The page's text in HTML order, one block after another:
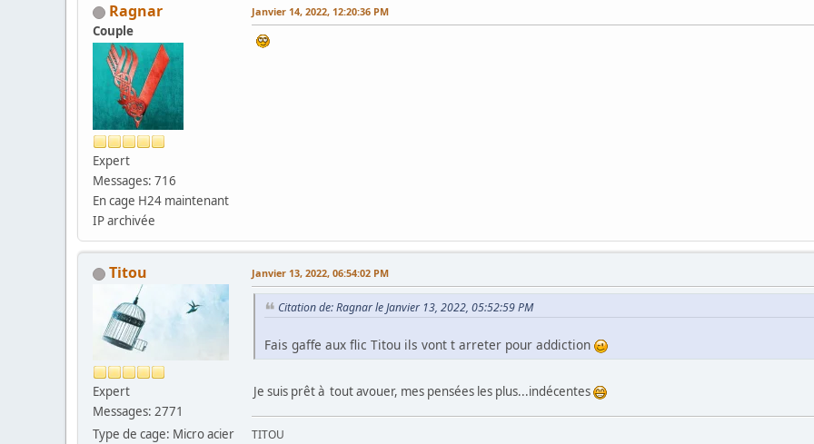
Ragnar
Couple
Expert
Messages: 716
En cage H24 maintenant
IP archivée
Janvier 14, 2022, 12:20:36 PM
Titou
Expert
Messages: 2771
Type de cage: Micro acier
Janvier 13, 2022, 06:54:02 PM
Citation de: Ragnar le Janvier 13, 2022, 05:52:59 PM
Fais gaffe aux flic Titou ils vont t arreter pour addiction
Je suis prêt à tout avouer, mes pensées les plus...indécentes
TITOU